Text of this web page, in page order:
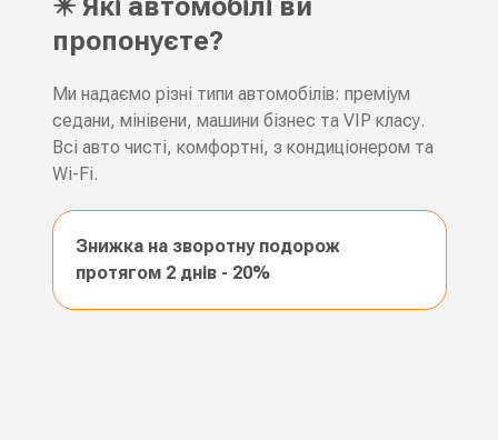
✴️ Які автомобілі ви
пропонуєте?
Ми надаємо різні типи автомобілів: преміум
седани, мінівени, машини бізнес та VIP класу.
Всі авто чисті, комфортні, з кондиціонером та
Wi-Fi.
Знижка на зворотну подорож
протягом 2 днів - 20%